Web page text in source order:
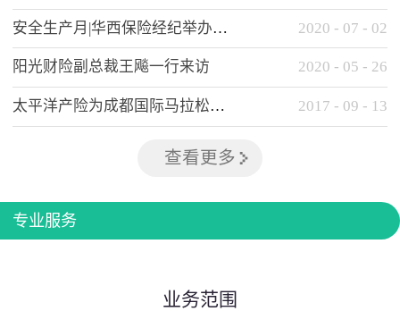
午，华西金控第一党支部举办了“学
党史、知党情、...
安全生产月|华西保险经纪举办应急消防安全知识培训 2020 - 07 - 02
阳光财险副总裁王飚一行来访 2020 - 05 - 26
太平洋产险为成都国际马拉松提供全方位保险保障 2017 - 09 - 13
查看更多
专业服务
业务范围